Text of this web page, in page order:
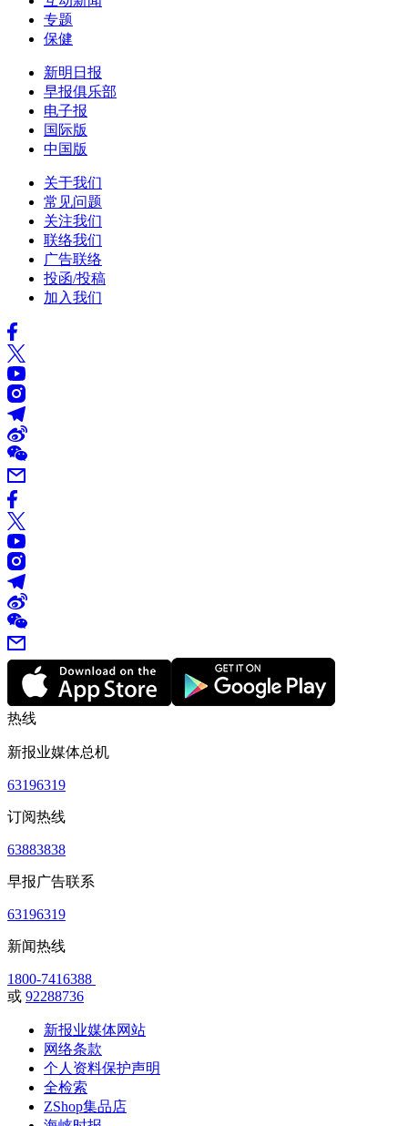
专题
保健
新明日报
早报俱乐部
电子报
国际版
中国版
关于我们
常见问题
关注我们
联络我们
广告联络
投函/投稿
加入我们
热线
新报业媒体总机
63196319
订阅热线
63883838
早报广告联系
63196319
新闻热线
1800-7416388
或 92288736
新报业媒体网站
网络条款
个人资料保护声明
全检索
ZShop集品店